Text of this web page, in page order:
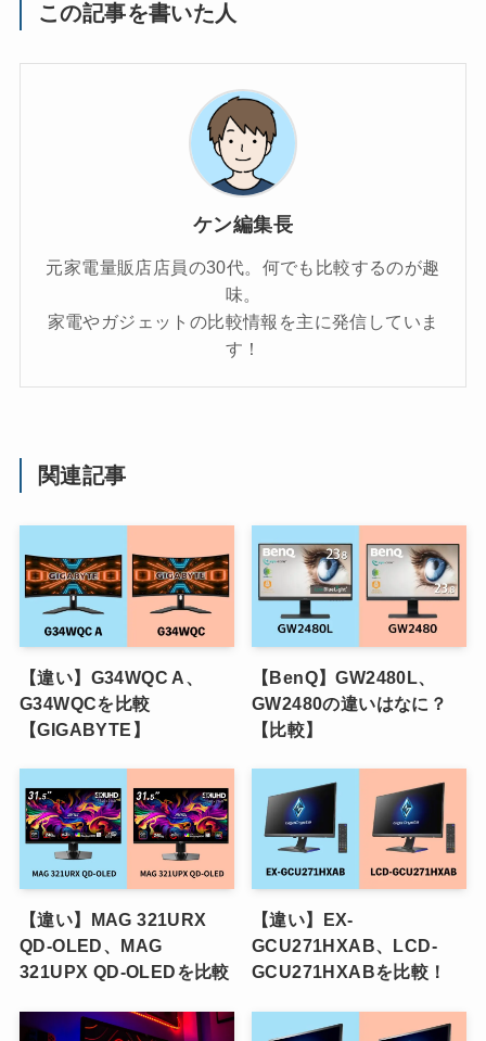
この記事を書いた人
ケン編集長
元家電量販店店員の30代。何でも比較するのが趣
味。
家電やガジェットの比較情報を主に発信していま
す！
関連記事
【違い】G34WQC A、
G34WQCを比較
【GIGABYTE】
【BenQ】GW2480L、
GW2480の違いはなに？
【比較】
【違い】MAG 321URX
QD-OLED、MAG
321UPX QD-OLEDを比較
【違い】EX-
GCU271HXAB、LCD-
GCU271HXABを比較！